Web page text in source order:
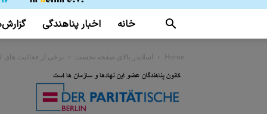
اخبار پناهندگی خانه
Home اسلایدر بالای صفحه نخست برخی از فعالیت های